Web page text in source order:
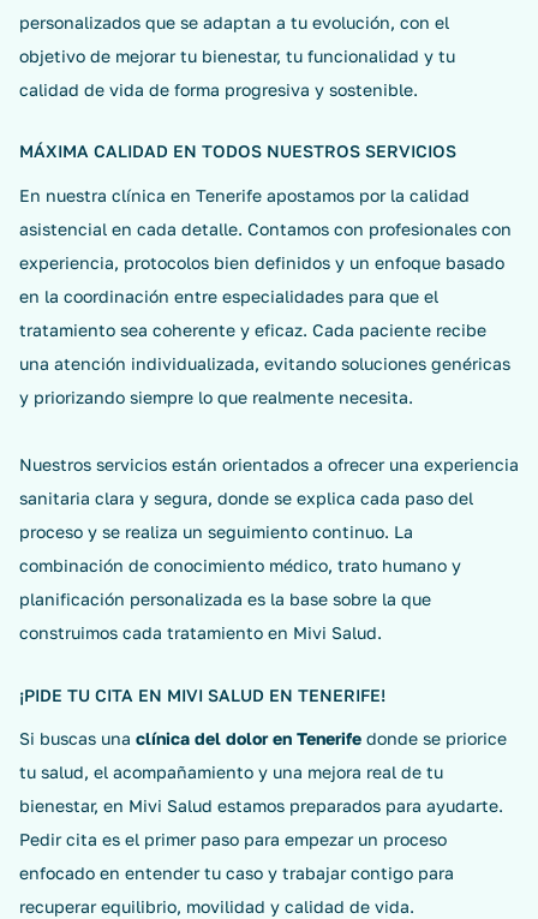
personalizados que se adaptan a tu evolución, con el
objetivo de mejorar tu bienestar, tu funcionalidad y tu
calidad de vida de forma progresiva y sostenible.
MÁXIMA CALIDAD EN TODOS NUESTROS SERVICIOS
En nuestra clínica en Tenerife apostamos por la calidad
asistencial en cada detalle. Contamos con profesionales con
experiencia, protocolos bien definidos y un enfoque basado
en la coordinación entre especialidades para que el
tratamiento sea coherente y eficaz. Cada paciente recibe
una atención individualizada, evitando soluciones genéricas
y priorizando siempre lo que realmente necesita.
Nuestros servicios están orientados a ofrecer una experiencia
sanitaria clara y segura, donde se explica cada paso del
proceso y se realiza un seguimiento continuo. La
combinación de conocimiento médico, trato humano y
planificación personalizada es la base sobre la que
construimos cada tratamiento en Mivi Salud.
¡PIDE TU CITA EN MIVI SALUD EN TENERIFE!
Si buscas una clínica del dolor en Tenerife donde se priorice
tu salud, el acompañamiento y una mejora real de tu
bienestar, en Mivi Salud estamos preparados para ayudarte.
Pedir cita es el primer paso para empezar un proceso
enfocado en entender tu caso y trabajar contigo para
recuperar equilibrio, movilidad y calidad de vida.